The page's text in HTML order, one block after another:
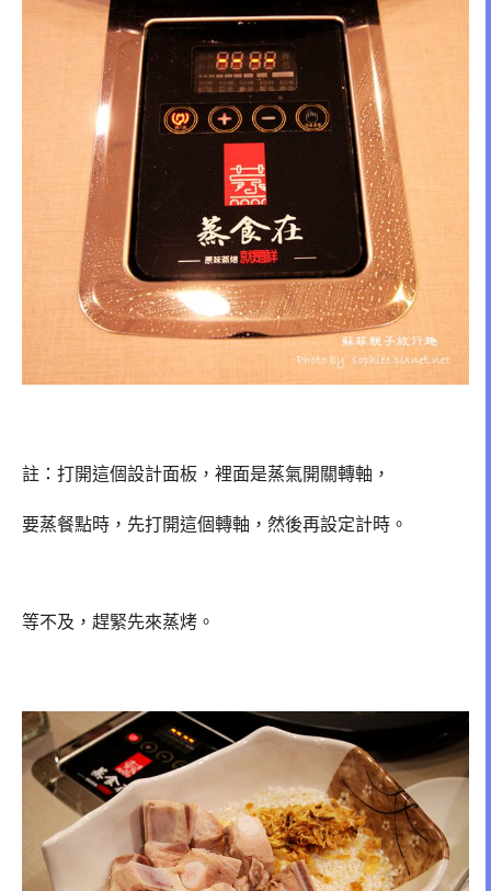
註：打開這個設計面板，裡面是蒸氣開關轉軸，
要蒸餐點時，先打開這個轉軸，然後再設定計時。
等不及，趕緊先來蒸烤。